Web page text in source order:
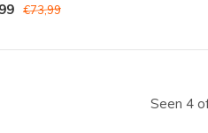
€73,99
Seen 4